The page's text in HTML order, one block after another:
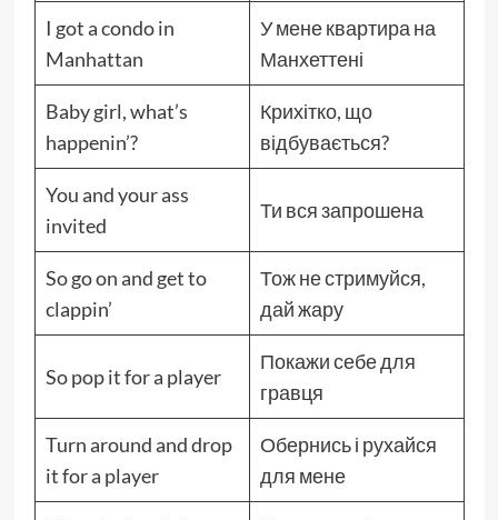
I got a condo in
Manhattan
У мене квартира на
Манхеттені
Baby girl, what’s
happenin’?
Крихітко, що
відбувається?
You and your ass
invited
Ти вся запрошена
So go on and get to
clappin’
Тож не стримуйся,
дай жару
So pop it for a player
Покажи себе для
гравця
Turn around and drop
it for a player
Обернись і рухайся
для мене